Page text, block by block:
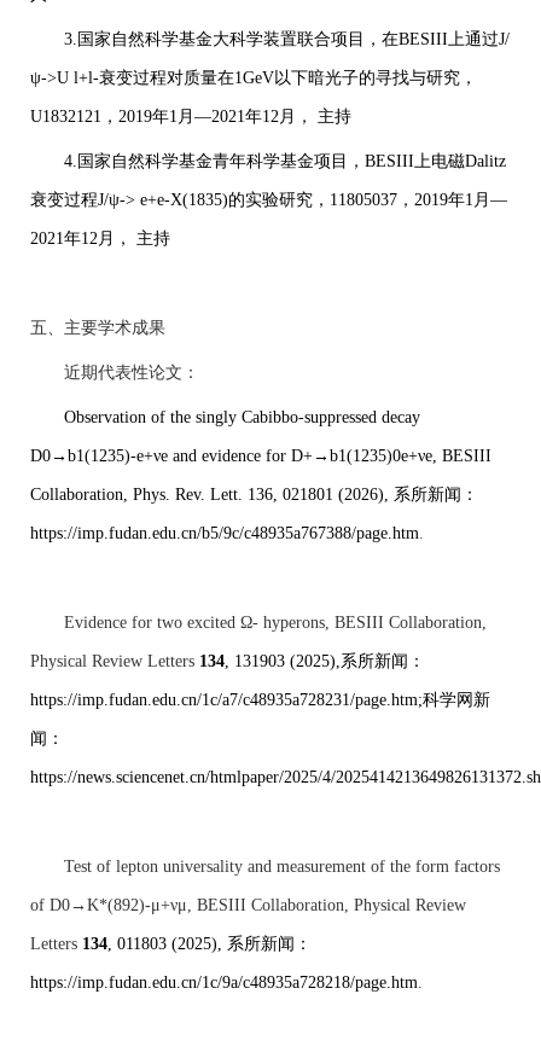
3. 国家自然科学基金大科学装置联合项目，在BESIII 上通过J/
ψ->U l+l-衰变过程对质量在1GeV以下暗光子的寻找与研究，
U1832121 ， 2019年1 月—2021年12 月， 主持
4. 国家自然科学基金青年科学基金项目， BESIII 上电磁Dalitz
衰变过程J/ψ-> e+e-X(1835)的实验研究， 11805037 ， 2019年1 月—
2021年12 月， 主持
五、主要学术成果
近期代表性论文：
Observation of the singly Cabibbo-suppressed decay
D0→b1(1235)-e+νe and evidence for D+→b1(1235)0e+νe, BESIII
Collaboration, Phys. Rev. Lett. 136, 021801 (2026), 系所新闻：
https://imp.fudan.edu.cn/b5/9c/c48935a767388/page.htm
Evidence for two excited Ω- hyperons, BESIII Collaboration,
Physical Review Letters 134 , 131903 (2025), 系所新闻：
https://imp.fudan.edu.cn/1c/a7/c48935a728231/page.htm;科学网新
闻：
https://news.sciencenet.cn/htmlpaper/2025/4/
Test of lepton universality and measurement of the form factors
of D0→K*(892)-μ+νμ, BESIII Collaboration, Physical Review
Letters 134 , 011803 (2025), 系所新闻：
https://imp.fudan.edu.cn/1c/9a/c48935a728218/page.htm